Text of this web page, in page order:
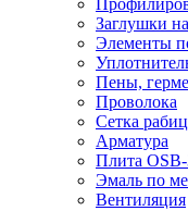
Заглушки
Элементы
Пены,
Проволока
Сетка
Арматура
Плита
Эмаль по
Вентиляция